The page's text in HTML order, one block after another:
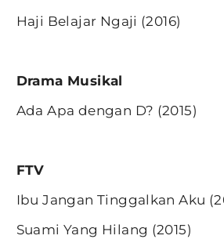
Haji Belajar Ngaji (2016)
Drama Musikal
Ada Apa dengan D? (2015)
FTV
Ibu Jangan Tinggalkan Aku
Suami Yang Hilang (2015)